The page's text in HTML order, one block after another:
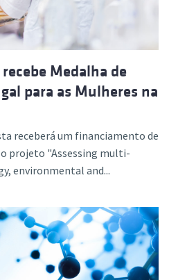
Medalha de
para as Mulheres na
receberá um financiamento de
projeto "Assessing multi-
environmental and...